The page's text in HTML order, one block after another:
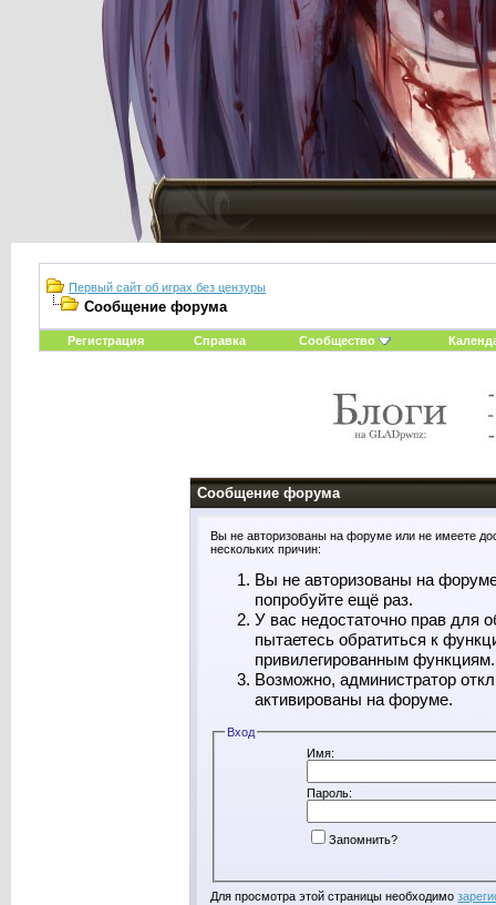
Первый сайт об играх без цензуры
Сообщение форума
Регистрация Справка Сообщество
Сообщение форума
Вы не авторизованы на форуме или не имеете
нескольких причин:
Вы не авторизованы на
попробуйте ещё раз.
У вас недостаточно прав для
пытаетесь обратиться к
привилегированным функциям.
Возможно, администратор
активированы на форуме.
Вход
Имя:
Пароль:
Запомнить?
Для просмотра этой страницы необходимо